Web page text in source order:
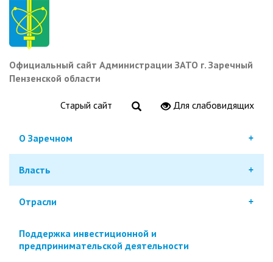
Перейти
основному
содержанию
Официальный сайт Администрации ЗАТО г. Заречный
Пензенской области
Старый сайт Для слабовидящих
О Заречном
Власть
Отрасли
Поддержка инвестиционной и
предпринимательской деятельности